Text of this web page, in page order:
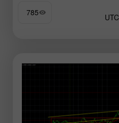
رہی، جو کہ بالکل
785